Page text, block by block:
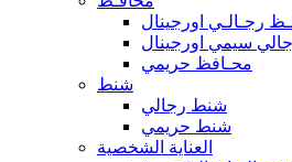
رجـالـي اورجينال
سيمي اورجينال
محـافظ حريمي
شنط
شنط رجالي
شنط حريمي
العناية الشخصية